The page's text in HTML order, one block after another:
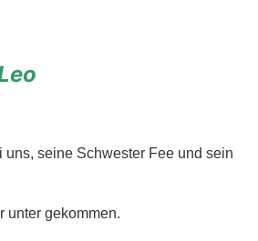
uns, seine Schwester Fee und sein
unter gekommen.